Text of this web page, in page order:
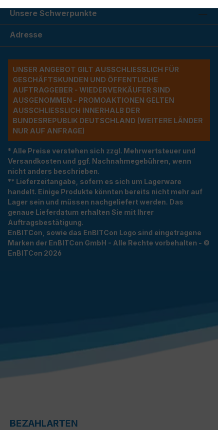
Unsere Schwerpunkte
Adresse
UNSER ANGEBOT GILT AUSSCHLIESSLICH FÜR G
ESCHÄFTSKUNDEN UND ÖFFENTLICHE A
UFTRAGGEBER - WIEDERVERKÄUFER SIND A
USGENOMMEN - PROMOAKTIONEN GELTEN A
USSCHLIESSLICH INNERHALB DER BU
NDESREPUBLIK DEUTSCHLAND (WEITERE LÄNDER NU
R AUF ANFRAGE)
* Alle Preise verstehen sich zzgl. Mehrwertsteuer und
Versandkosten und ggf. Nachnahmegebühren, wenn
nicht anders beschrieben.
** Lieferzeitangabe, sofern es sich um Lagerware
handelt. Einige Produkte könnten bereits nicht mehr auf
Lager sein und müssen nachgeliefert werden. Das
genaue Lieferdatum erhalten Sie mit Ihrer
Auftragsbestätigung.
EnBITCon, sowie das EnBITCon Logo sind eingetragene
Marken der EnBITCon GmbH - Alle Rechte vorbehalten - ©
EnBITCon 2026
BEZAHLARTEN